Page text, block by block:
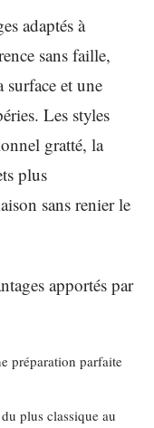
adaptés à
sans faille,
surface et une
Les styles
gratté, la
plus
sans renier le
apportés par
préparation parfaite
plus classique au